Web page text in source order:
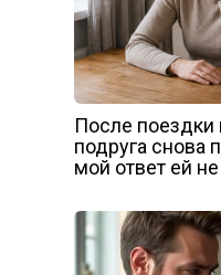
После поездки
подруга снова
мой ответ ей